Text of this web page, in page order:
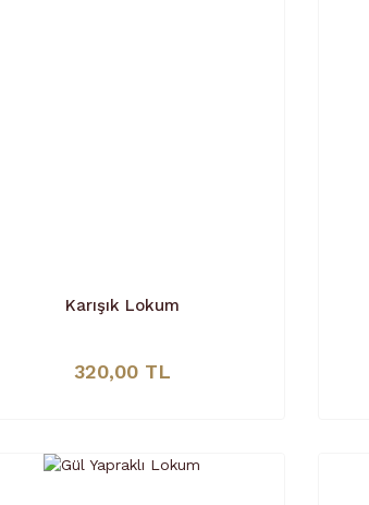
Karışık Lokum
320,00 TL